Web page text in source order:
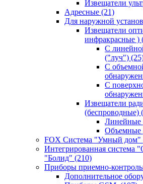
Извещатели
Адресные (21)
Для наружной
Извещатели
инфракрасные )
С
("луч")
С
С
Извещатели
(беспроводные)
Линейные
Объемные
FOX Система "Умный дом"
Интегрированная
"Болид" (210)
Приборы приемно-
Дополнительное